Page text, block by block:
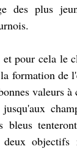
des plus
pour cela le
formation de
valeurs à